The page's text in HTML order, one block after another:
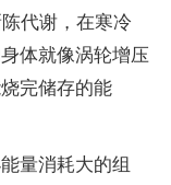
代谢，在寒冷
体就像涡轮增压
完储存的能
量消耗大的组